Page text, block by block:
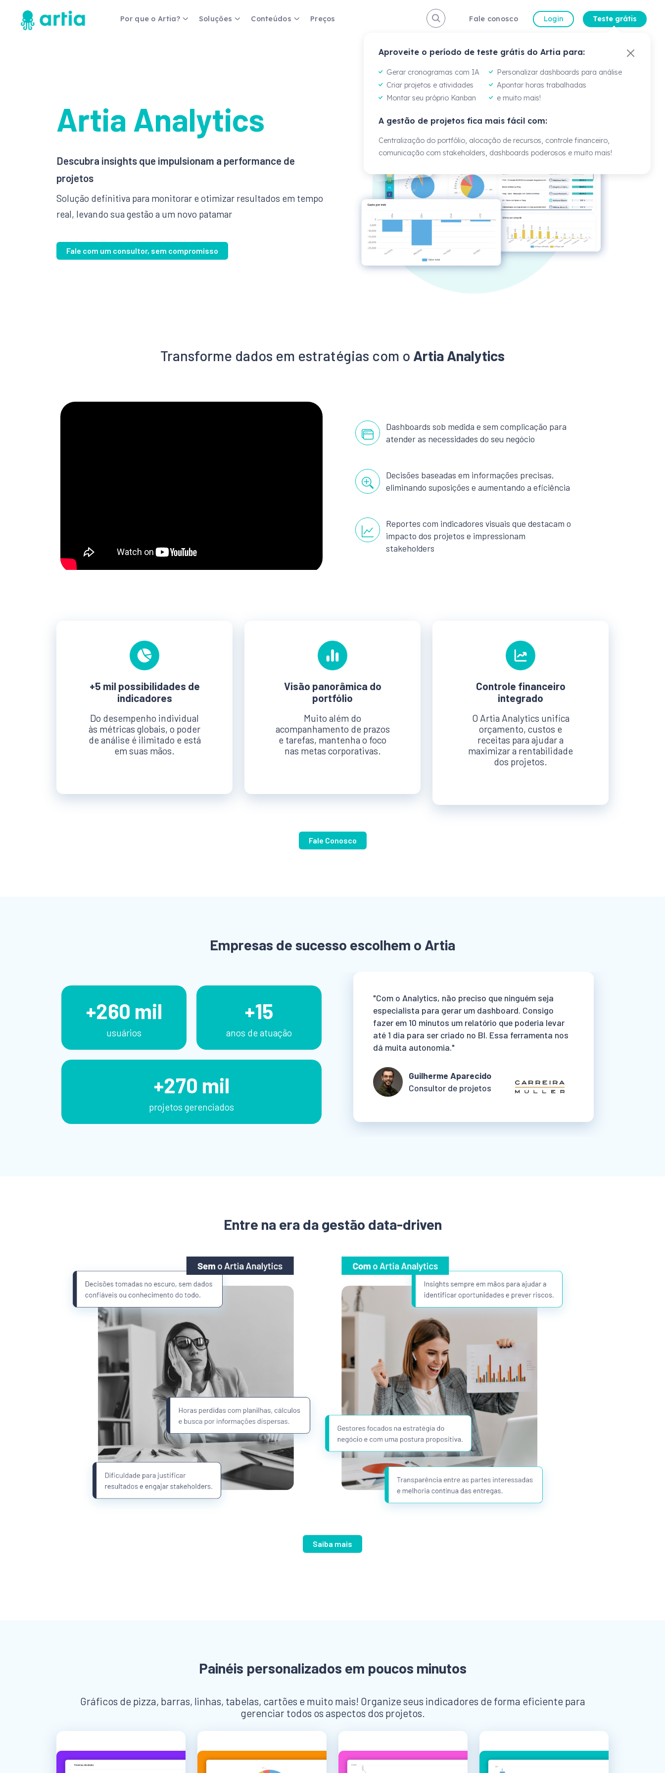
Por que o Artia?
"Antes tínhamos percepções das experiências de cada um, mas
não tínhamos dados... a ferramenta nos ajuda a ter visão e
Veja mais
Fernanda Gomes
Coordenadora de Gestão de
Projetos
não tínhamos dados... a ferramenta nos ajuda a ter visão e
estratégia de negócio."
Soluções Conteúdos Preços Fale conosco Login Teste grátis
Aproveite o período de teste grátis do Artia para:
Gerar cronogramas com IA
Criar projetos e atividades
Montar seu próprio Kanban
Personalizar dashboards para análise
Apontar horas trabalhadas
e muito mais!
A gestão de projetos fica mais fácil com:
Centralização do portfólio, alocação de recursos, controle financeiro,
comunicação com stakeholders, dashboards poderosos e muito mais!
Artia Analytics
Descubra insights que impulsionam a performance de
projetos
Solução definitiva para monitorar e otimizar resultados em tempo
real, levando sua gestão a um novo patamar
Fale com um consultor, sem compromisso
Transforme dados em estratégias com o Artia Analytics
Dashboards sob medida e sem complicação para
atender as necessidades do seu negócio
Decisões baseadas em informações precisas,
eliminando suposições e aumentando a eficiência
Reportes com indicadores visuais que destacam o
impacto dos projetos e impressionam
stakeholders
+5 mil possibilidades de
indicadores
Do desempenho individual
às métricas globais, o poder
de análise é ilimitado e está
em suas mãos.
Visão panorâmica do
portfólio
Muito além do
acompanhamento de prazos
e tarefas, mantenha o foco
nas metas corporativas.
Controle financeiro
integrado
O Artia Analytics unifica
orçamento, custos e
receitas para ajudar a
maximizar a rentabilidade
dos projetos.
Fale Conosco
Empresas de sucesso escolhem o Artia
+260 mil
usuários
+15
anos de atuação
+270 mil
projetos gerenciados
"Com o Analytics, não preciso que ninguém seja
especialista para gerar um dashboard. Consigo
fazer em 10 minutos um relatório que poderia levar
até 1 dia para ser criado no BI. Essa ferramenta nos
dá muita autonomia."
Guilherme Aparecido
Consultor de projetos
Entre na era da gestão data-driven
Saiba mais
Painéis personalizados em poucos minutos
Gráficos de pizza, barras, linhas, tabelas, cartões e muito mais! Organize seus indicadores de forma eficiente para
gerenciar todos os aspectos dos projetos.